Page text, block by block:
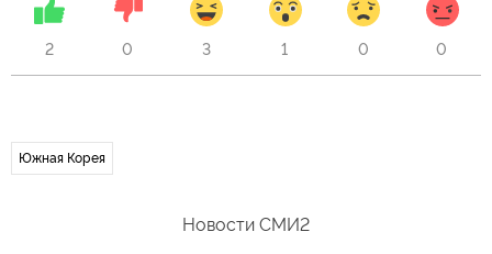
2 0 3 1 0 0
Южная Корея
Новости СМИ2